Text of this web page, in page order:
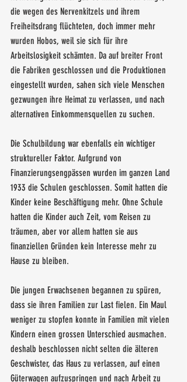
die wegen des Nervenkitzels und ihrem
Freiheitsdrang flüchteten, doch immer mehr
wurden Hobos, weil sie sich für ihre
Arbeitslosigkeit schämten. Da auf breiter Front
die Fabriken geschlossen und die Produktionen
eingestellt wurden, sahen sich viele Menschen
gezwungen ihre Heimat zu verlassen, und nach
alternativen Einkommensquellen zu suchen.
Die Schulbildung war ebenfalls ein wichtiger
struktureller Faktor. Aufgrund von
Finanzierungsengpässen wurden im ganzen Land
1933 die Schulen geschlossen. Somit hatten die
Kinder keine Beschäftigung mehr. Ohne Schule
hatten die Kinder auch Zeit, vom Reisen zu
träumen, aber vor allem hatten sie aus
finanziellen Gründen kein Interesse mehr zu
Hause zu bleiben.
Die jungen Erwachsenen begannen zu spüren,
dass sie ihren Familien zur Last fielen. Ein Maul
weniger zu stopfen konnte in Familien mit vielen
Kindern einen grossen Unterschied ausmachen.
deshalb beschlossen nicht selten die älteren
Geschwister, das Haus zu verlassen, auf einen
Güterwagen aufzuspringen und nach Arbeit zu